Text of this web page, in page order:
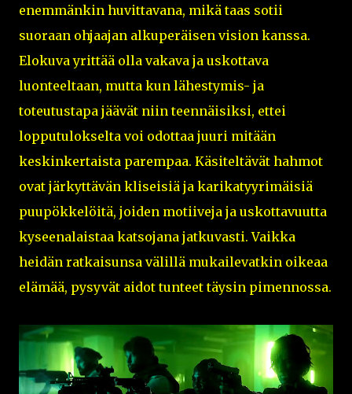
enemmänkin huvittavana, mikä taas sotii
suoraan ohjaajan alkuperäisen vision kanssa.
Elokuva yrittää olla vakava ja uskottava
luonteeltaan, mutta kun lähestymis- ja
toteutustapa jäävät niin teennäisiksi, ettei
lopputulokselta voi odottaa juuri mitään
keskinkertaista parempaa. Käsiteltävät hahmot
ovat järkyttävän kliseisiä ja karikatyyrimäisiä
puupökkelöitä, joiden motiiveja ja uskottavuutta
kyseenalaistaa katsojana jatkuvasti. Vaikka
heidän ratkaisunsa välillä mukailevatkin oikeaa
elämää, pysyvät aidot tunteet täysin pimennossa.